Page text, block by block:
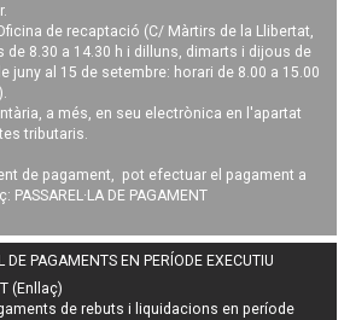
de recaptació (C/ Màrtirs de la Llibertat,
de 8.30 a 14.30 h i dilluns, dimarts i dijous de
juny al 15 de setembre: horari de 8.00 a 15.00
a més, en seu electrònica en l'apartat
tributaris.
de pagament, pot efectuar el pagament a
PASSAREL·LA DE PAGAMENT
DE PAGAMENTS EN PERÍODE EXECUTIU
(Enllaç)
derebuts i liquidacions en període